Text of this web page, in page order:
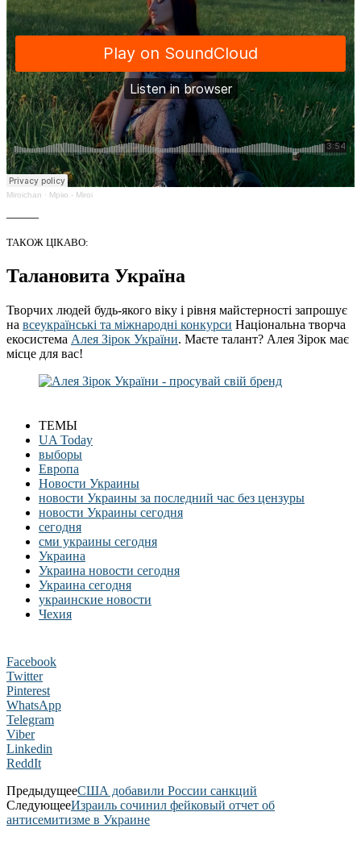
Miroichan · Мрію - Miroi
ТАКОЖ ЦІКАВО:
Талановита Україна
Творчих людей будь-якого віку і рівня майстерності запрошує
на всеукраїнські та міжнародні конкурси Національна творча
екосистема Алея Зірок України. Маєте талант? Алея Зірок має
місце для вас!
ТЕМЫ
UA Today
выборы
Европа
Новости Украины
новости Украины за последний час без цензуры
новости Украины сегодня
сегодня
сми украины сегодня
Украина
Украина новости сегодня
Украина сегодня
украинские новости
Чехия
Facebook
Twitter
Pinterest
WhatsApp
Telegram
Viber
Linkedin
ReddIt
ПредыдущееСША добавили России санкций
СледующееИзраиль сочинил фейковый отчет об
антисемитизме в Украине